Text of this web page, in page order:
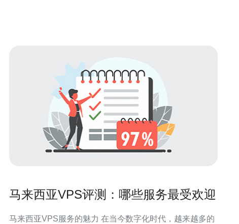
马来西亚VPS评测：哪些服务最受欢迎
马来西亚VPS服务的魅力 在当今数字化时代，越来越多的